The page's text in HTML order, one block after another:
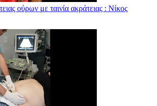
ούρων με ταινία ακράτειας : Νίκος